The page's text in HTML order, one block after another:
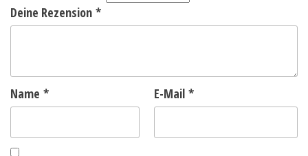
Deine Rezension *
Name * E-Mail *